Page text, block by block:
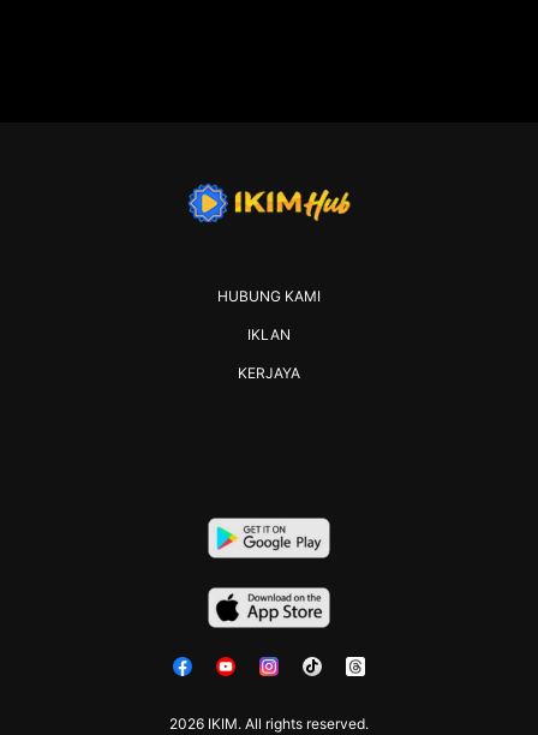
2026 IKIM. All rights reserved.
HUBUNG KAMI
IKLAN
KERJAYA